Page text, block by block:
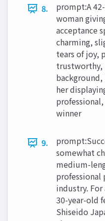
8.
prompt:A
woman
acceptance
charming,
tears of joy,
trustworthy,
her
winner
9.
somewhat
medium-
industry.
30-year-old
Shiseido